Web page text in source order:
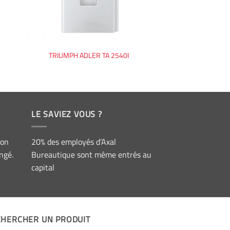
TRIUMPH ADLER TA 2540I
LE SAVIEZ VOUS ?
20% des employés d’Axal
Bureautique sont même entrés au
capital
UN PRODUIT